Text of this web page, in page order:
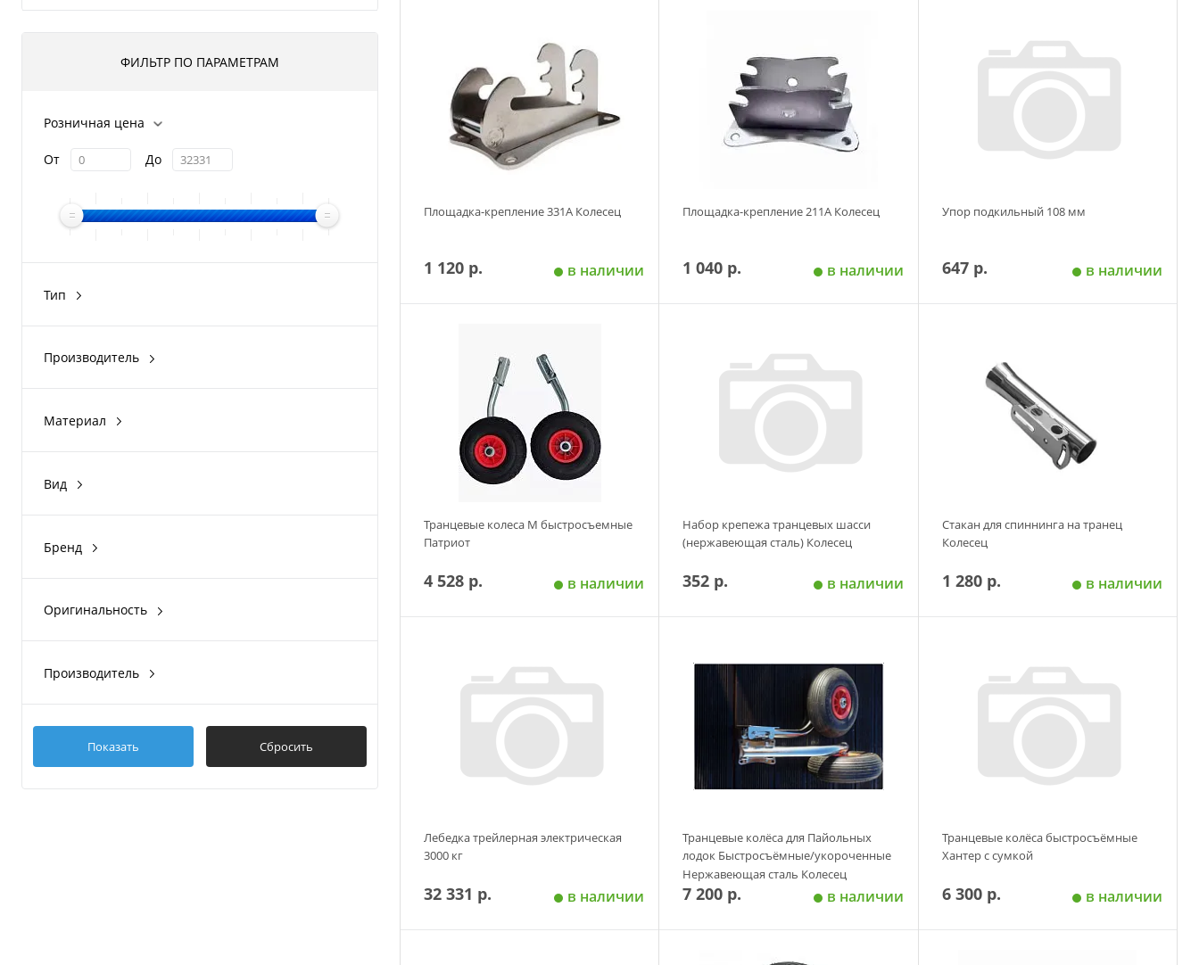
ФИЛЬТР ПО ПАРАМЕТРАМ
Розничная цена
От До
Тип
Перекидные/двойные
Перекидные/Лайт
Показать ещё 2
Производитель
Колесец
Материал
Вид
для лодки Групер
для лодки Абакан
для НДНД Тритон
Бренд
Kent Bridge
Оригинальность
Производитель
Патриот
Показать Сбросить
Площадка-крепление 331A Колесец
1 120 р. в наличии
Площадка-крепление 211A Колесец
1 040 р. в наличии
Упор подкильный 108 мм
647 р. в наличии
Транцевые колеса М быстросъемные
Патриот
4 528 р. в наличии
Набор крепежа транцевых шасси
(нержавеющая сталь) Колесец
352 р. в наличии
Стакан для спиннинга на транец
Колесец
1 280 р. в наличии
Лебедка трейлерная электрическая
3000 кг
32 331 р. в наличии
Транцевые колёса для Пайольных
лодок Быстросъёмные/укороченные
Нержавеющая сталь Колесец
7 200 р. в наличии
Добавить в корзину
Транцевые колёса быстросъёмные
Хантер с сумкой
6 300 р. в наличии